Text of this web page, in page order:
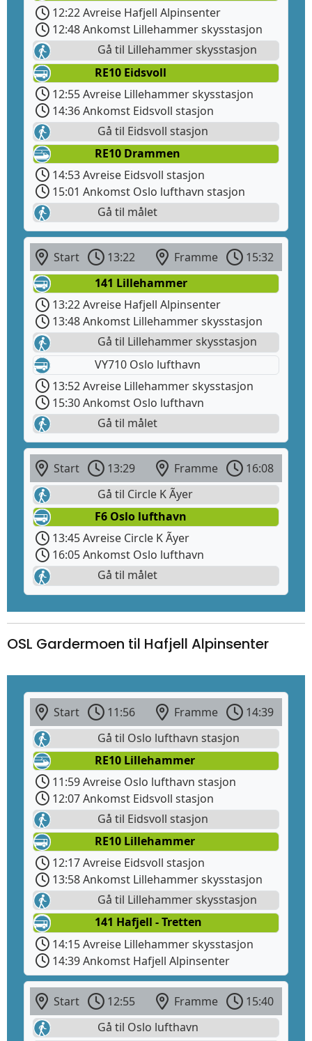
12:22 Avreise Hafjell Alpinsenter
12:48 Ankomst Lillehammer skysstasjon
Gå til Lillehammer skysstasjon
RE10 Eidsvoll
12:55 Avreise Lillehammer skysstasjon
14:36 Ankomst Eidsvoll stasjon
Gå til Eidsvoll stasjon
RE10 Drammen
14:53 Avreise Eidsvoll stasjon
15:01 Ankomst Oslo lufthavn stasjon
Gå til målet
Start 13:22 Framme
15:32
141 Lillehammer
13:22 Avreise Hafjell Alpinsenter
13:48 Ankomst Lillehammer skysstasjon
Gå til Lillehammer skysstasjon
VY710 Oslo lufthavn
13:52 Avreise Lillehammer skysstasjon
15:30 Ankomst Oslo lufthavn
Gå til målet
Start 13:29 Framme
16:08
Gå til Circle K Ãyer
F6 Oslo lufthavn
13:45 Avreise Circle K Ãyer
16:05 Ankomst Oslo lufthavn
Gå til målet
OSL Gardermoen til Hafjell Alpinsenter
Start 11:56 Framme
14:39
Gå til Oslo lufthavn stasjon
RE10 Lillehammer
11:59 Avreise Oslo lufthavn stasjon
12:07 Ankomst Eidsvoll stasjon
Gå til Eidsvoll stasjon
RE10 Lillehammer
12:17 Avreise Eidsvoll stasjon
13:58 Ankomst Lillehammer skysstasjon
Gå til Lillehammer skysstasjon
141 Hafjell - Tretten
14:15 Avreise Lillehammer skysstasjon
14:39 Ankomst Hafjell Alpinsenter
Start 12:55 Framme
15:40
Gå til Oslo lufthavn